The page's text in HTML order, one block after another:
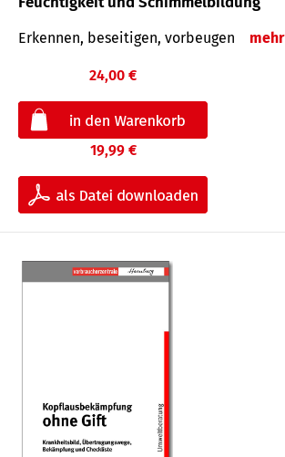
Erkennen, beseitigen, vorbeugen mehr
24,00 €
19,99 €